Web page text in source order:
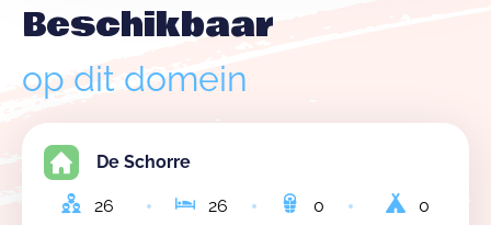
Beschikbaar
op dit domein
De Schorre
26 26 0
0